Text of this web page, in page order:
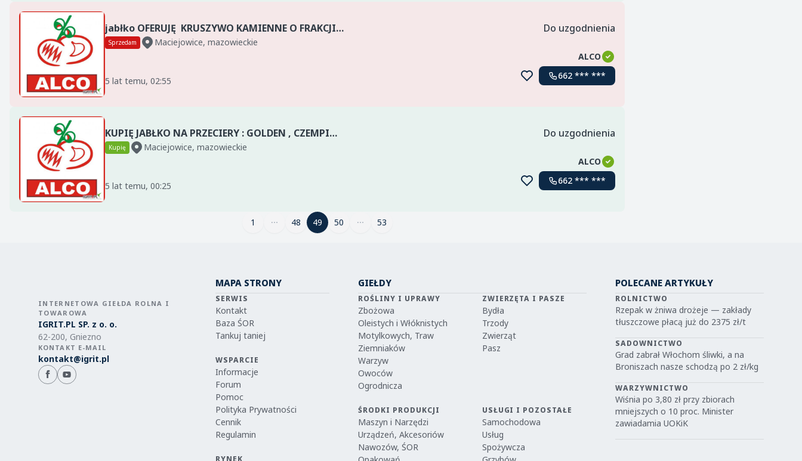
jabłko OFERUJĘ KRUSZYWO KAMIENNE O FRAKCJI 0-31 , 8-16 , 2-8 , 16-22 LUB INNEJ FRAKCJI . PATELNIA OK 25 TON Do uzgodnienia
Sprzedam
Maciejowice, mazowieckie
ALCO
5 lat temu, 02:55 662 *** ***
KUPIĘ JABŁKO NA PRZECIERY : GOLDEN , CZEMPION , JONAGOLD , JESTER , ELSTAR ORAZ JABŁKO PRZEMYSŁOWE . ATRAKCYJNE CENY. PŁATNOŚĆ GOT. LUB PRZELEW. ODBIERAMY Z MIEJSCA. ORAZ SPRZEDAM TYCZKI BAMBUSOWE ,... Do uzgodnienia
Kupię
Maciejowice, mazowieckie
ALCO
5 lat temu, 00:25 662 *** ***
49
1 48 49 50 53
INTERNETOWA GIEŁDA ROLNA I
TOWAROWA
IGRIT.PL SP. z o. o.
62-200, Gniezno
KONTAKT E-MAIL
kontakt@igrit.pl
MAPA STRONY
SERWIS
Kontakt
Baza ŚOR
Tankuj taniej
WSPARCIE
Informacje
Forum
Pomoc
Polityka Prywatności
Cennik
Regulamin
RYNEK
GIEŁDY
ROŚLINY I UPRAWY
Zbożowa
Oleistych i Włóknistych
Motylkowych, Traw
Ziemniaków
Warzyw
Owoców
Ogrodnicza
ZWIERZĘTA I PASZE
Bydła
Trzody
Zwierząt
Pasz
ŚRODKI PRODUKCJI
Maszyn i Narzędzi
Urządzeń, Akcesoriów
Nawozów, ŚOR
USŁUGI I POZOSTAŁE
Samochodowa
Usług
Spożywcza
POLECANE ARTYKUŁY
ROLNICTWO
Rzepak w żniwa drożeje — zakłady
tłuszczowe płacą już do 2375 zł/t
SADOWNICTWO
Grad zabrał Włochom śliwki, a na
Broniszach nasze schodzą po 2 zł/kg
WARZYWNICTWO
Wiśnia po 3,80 zł przy zbiorach
mniejszych o 10 proc. Minister
zawiadamia UOKiK